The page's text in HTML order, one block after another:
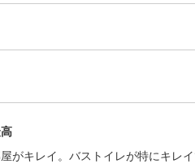
がキレイ。バストイレが特にキレ